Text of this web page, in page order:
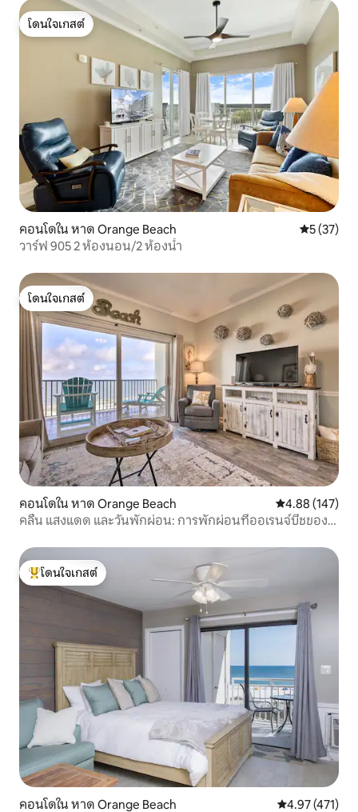
โดนใจเกสต์
โดนใจเกสต์
คอนโดใน หาด Orange Beach คะแนนเฉลี่
5 (37)
วาร์ฟ 905 2 ห้องนอน/2 ห้องน้ำ
โดนใจเกสต์
โดนใจเกสต์
คอนโดใน หาด Orange Beach คะแนนเฉลี่ย
4.88 (147)
คลื่น แสงแดด และวันพักผ่อน: การพักผ่อนที่ออเรนจ์บีชของ
โดนใจเกสต์ที่สุด
โดนใจเกสต์
คอนโดใน หาด Orange Beach คะแนนเฉลี่ย
4.97 (471)